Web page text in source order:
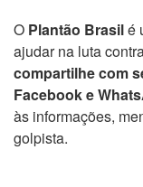
O Plantão Brasilé
ajudar na luta
compartilhe com
Facebook e
às informações,
golpista.